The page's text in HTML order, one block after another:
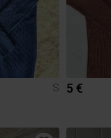
S
5 €